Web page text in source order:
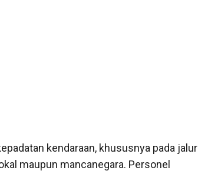
kendaraan, khususnya pada jalur
maupun mancanegara. Personel